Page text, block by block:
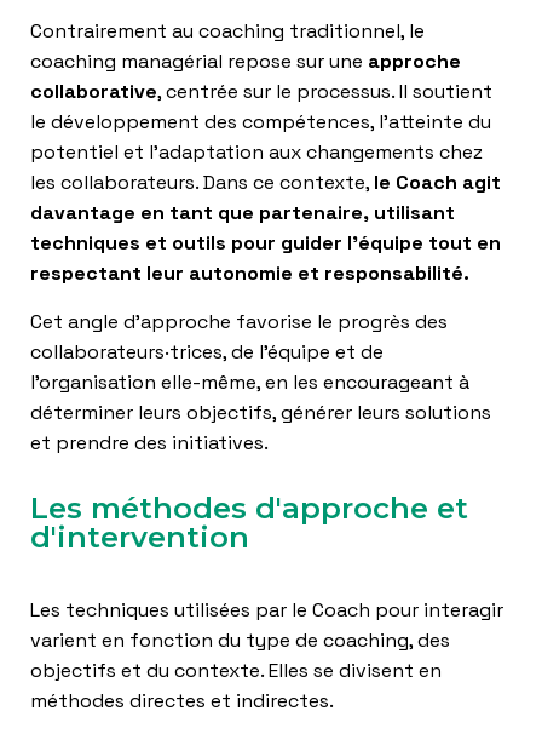
Contrairement au coaching traditionnel, le
coaching managérial repose sur une approche
collaborative, centrée sur le processus. Il soutient
le développement des compétences, l’atteinte du
potentiel et l’adaptation aux changements chez
les collaborateurs. Dans ce contexte, le Coach agit
davantage en tant que partenaire, utilisant
techniques et outils pour guider l’équipe tout en
respectant leur autonomie et responsabilité.
Cet angle d’approche favorise le progrès des
collaborateurs·trices, de l’équipe et de
l’organisation elle-même, en les encourageant à
déterminer leurs objectifs, générer leurs solutions
et prendre des initiatives.
Les méthodes d'approche et
d'intervention
Les techniques utilisées par le Coach pour interagir
varient en fonction du type de coaching, des
objectifs et du contexte. Elles se divisent en
méthodes directes et indirectes.